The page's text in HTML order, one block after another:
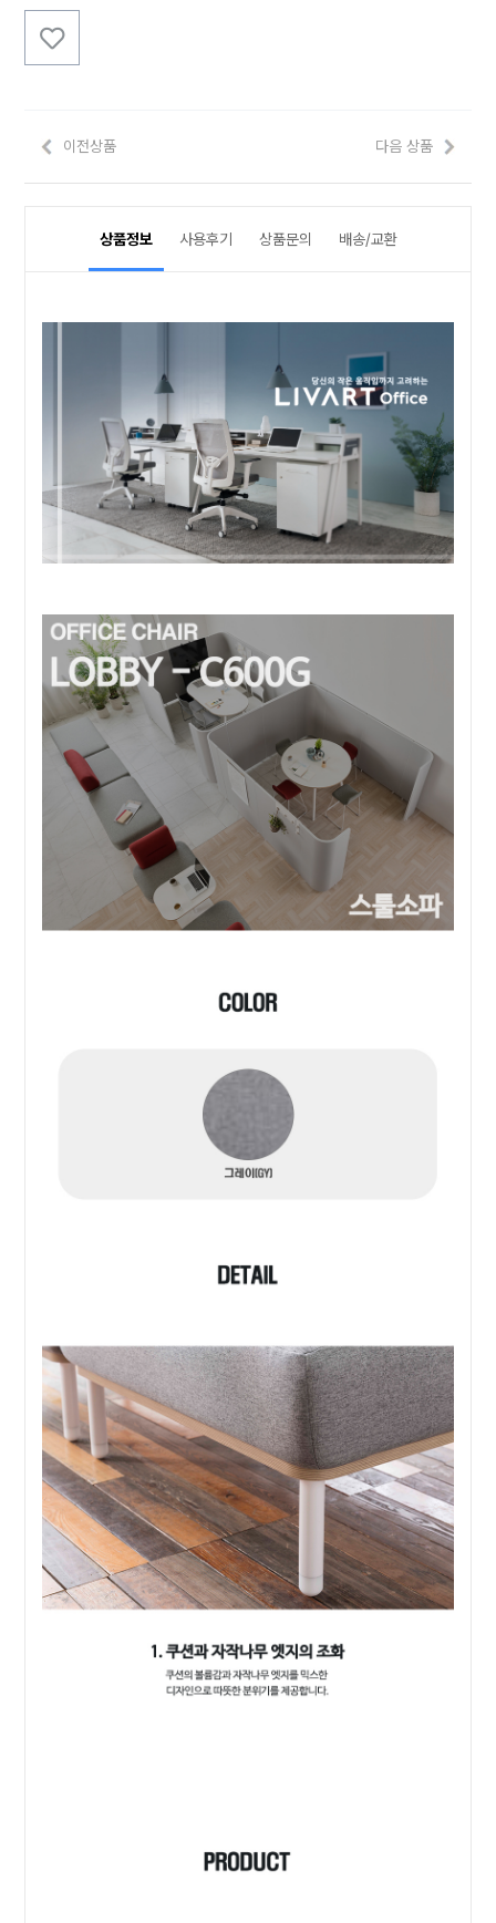
이전상품 다음 상품
상품정보 사용후기 상품문의 배송/교환